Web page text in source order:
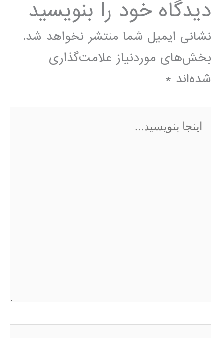
دیدگاه‌ خود را بنویسید
نشانی ایمیل شما منتشر نخواهد شد.
بخش‌های موردنیاز علامت‌گذاری
شده‌اند *
اینجا
بنویسید…
نام*